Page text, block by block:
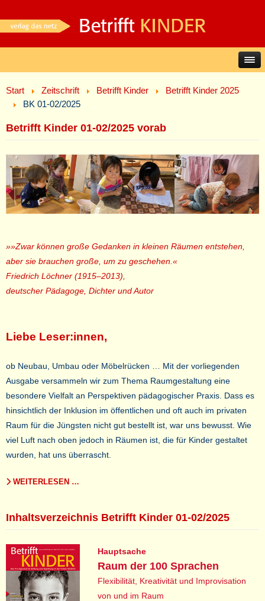
Start Zeitschrift Betrifft Kinder
Betrifft Kinder 2025
BK 01-02/2025
Betrifft Kinder 01-02/2025 vorab
»»Zwar können große Gedanken in kleinen Räumen entstehen,
aber sie brauchen große, um zu geschehen.«
Friedrich Löchner (1915–2013),
deutscher Pädagoge, Dichter und Autor
Liebe Leser:innen,
ob Neubau, Umbau oder Möbelrücken … Mit der vorliegenden
Ausgabe versammeln wir zum Thema Raumgestaltung eine
besondere Vielfalt an Perspektiven pädagogischer Praxis. Dass es
hinsichtlich der Inklusion im öffentlichen und oft auch im privaten
Raum für die Jüngsten nicht gut bestellt ist, war uns bewusst. Wie
viel Luft nach oben jedoch in Räumen ist, die für Kinder gestaltet
wurden, hat uns überrascht.
WEITERLESEN …
Inhaltsverzeichnis Betrifft Kinder 01-02/2025
Hauptsache
Raum der 100 Sprachen
Flexibilität, Kreativität und Improvisation
von und im Raum